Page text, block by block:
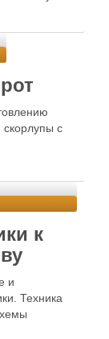
скорлупы с
к
и
Техника